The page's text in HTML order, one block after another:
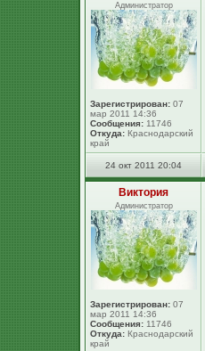
Администратор
Зарегистрирован: 07
мар 2011 14:36
Сообщения: 11746
Откуда: Краснодарский
край
24 окт 2011 20:04
Виктория
Администратор
Зарегистрирован: 07
мар 2011 14:36
Сообщения: 11746
Откуда: Краснодарский
край